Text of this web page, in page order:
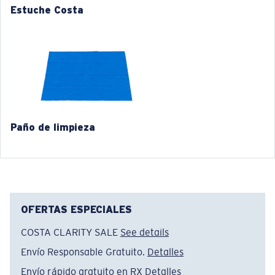
4. Altura del lente:
CAPA DE VIDRIO
POLARIZED FILM
CAPA DE VIDRIO
Estuche Costa
Paño de limpieza
OFERTAS ESPECIALES
COSTA CLARITY SALE See details
Envío Responsable Gratuito. Detalles
Envío rápido gratuito en RX Detalles